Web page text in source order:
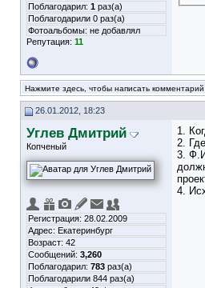
Поблагодарил: 1 раз(а)
Поблагодарили 0 раз(а)
Фотоальбомы: не добавлял
Репутация: 11
Нажмите здесь, чтобы написать
26.01.2012, 18:23
Углев Дмитрий
Копченый
Регистрация: 28.02.2009
Адрес: Екатеринбург
Возраст: 42
Сообщений: 3,260
Поблагодарил: 783 раз(а)
Поблагодарили 844 раз(а)
1.
2.
3.
4.